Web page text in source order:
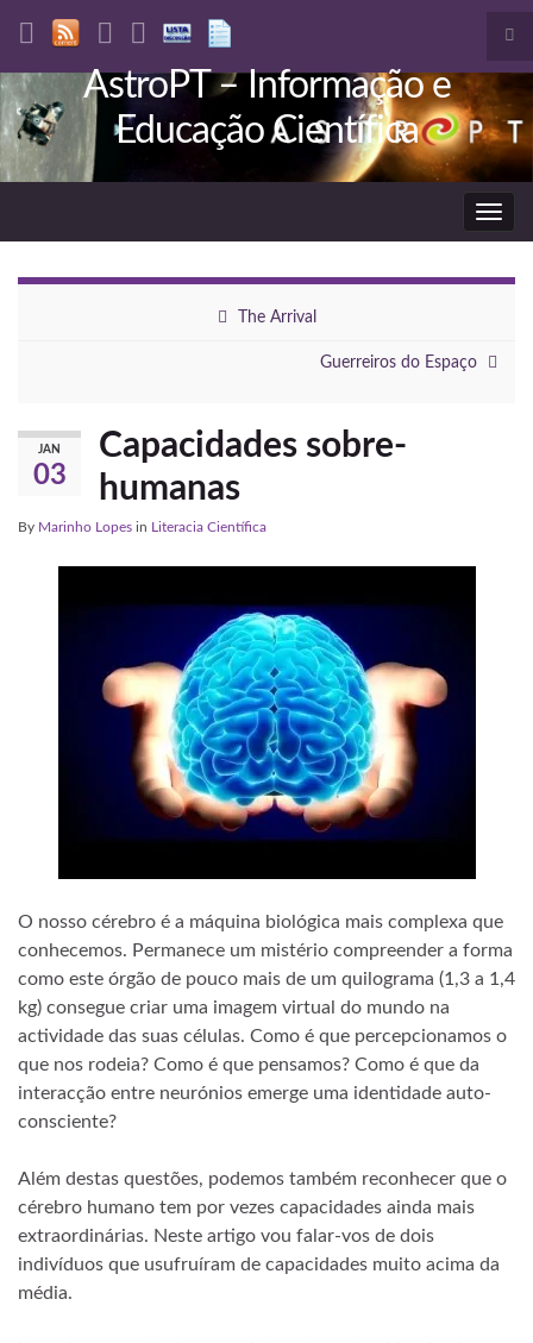
Search for:
AstroPT – Informação e
Educação Científica
The Arrival
Guerreiros do Espaço
JAN
03
Capacidades sobre-
humanas
By Marinho Lopes in Literacia Científica
O nosso cérebro é a máquina biológica mais complexa que
conhecemos. Permanece um mistério compreender a forma
como este órgão de pouco mais de um quilograma (1,3 a 1,4
kg) consegue criar uma imagem virtual do mundo na
actividade das suas células. Como é que percepcionamos o
que nos rodeia? Como é que pensamos? Como é que da
interacção entre neurónios emerge uma identidade auto-
consciente?
Além destas questões, podemos também reconhecer que o
cérebro humano tem por vezes capacidades ainda mais
extraordinárias. Neste artigo vou falar-vos de dois
indivíduos que usufruíram de capacidades muito acima da
média.